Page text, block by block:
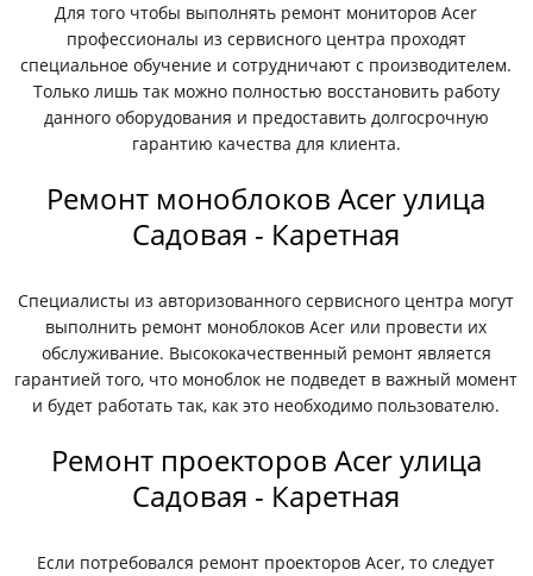
Для того чтобы выполнять ремонт мониторов Acer
профессионалы из сервисного центра проходят
специальное обучение и сотрудничают с производителем.
Только лишь так можно полностью восстановить работу
данного оборудования и предоставить долгосрочную
гарантию качества для клиента.
Ремонт моноблоков Acer улица
Садовая - Каретная
Специалисты из авторизованного сервисного центра могут
выполнить ремонт моноблоков Acer или провести их
обслуживание. Высококачественный ремонт является
гарантией того, что моноблок не подведет в важный момент
и будет работать так, как это необходимо пользователю.
Ремонт проекторов Acer улица
Садовая - Каретная
Если потребовался ремонт проекторов Acer, то следует